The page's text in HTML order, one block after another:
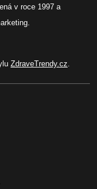
v roce 1997 a
ZdraveTrendy.cz.